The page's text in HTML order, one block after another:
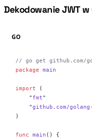
#
Dekodowanie JWT w
GO
// go get github.com/
package main
import (
    "
fmt"
    "
github.com/
)
func main () {